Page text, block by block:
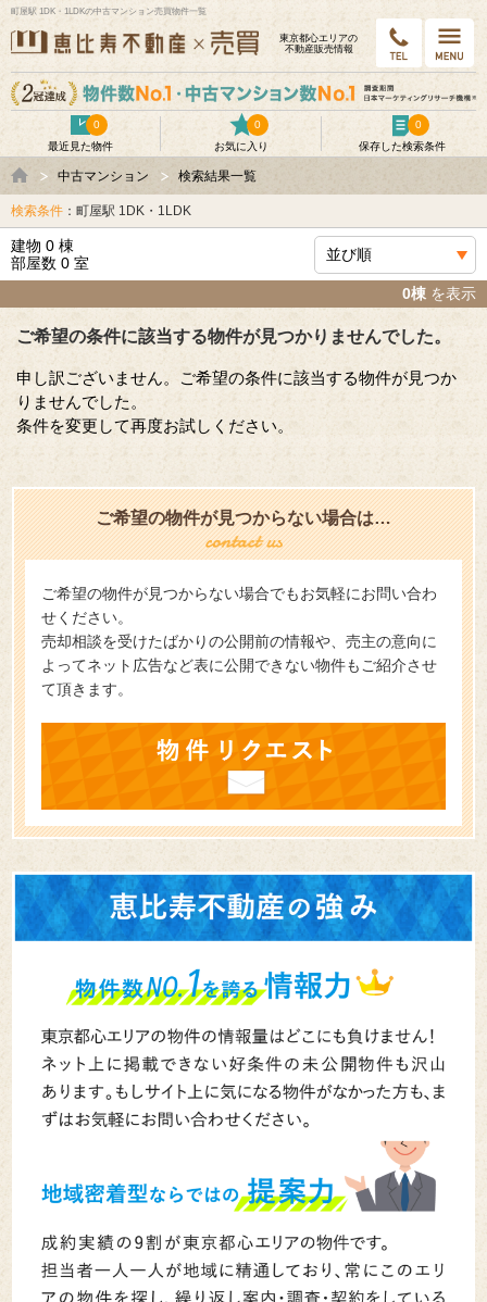
町屋駅 1DK・1LDKの中古マンション売買物件一覧
東京都⼼エリアの
不動産販売情報
最近見た物件
0
お気に入り
0
保存した検索条件
0
中古マンション 検索結果一覧
検索条件 ：町屋駅 1DK・1LDK
建物 0 棟
部屋数 0 室
0棟 を表示
ご希望の条件に該当する物件が見つかりませんでした。
申し訳ございません。ご希望の条件に該当する物件が見つか
りませんでした。
条件を変更して再度お試しください。
ご希望の物件が見つからない場合は…
ご希望の物件が見つからない場合でもお気軽にお問い合わ
せください。
売却相談を受けたばかりの公開前の情報や、売主の意向に
よってネット広告など表に公開できない物件もご紹介させ
て頂きます。